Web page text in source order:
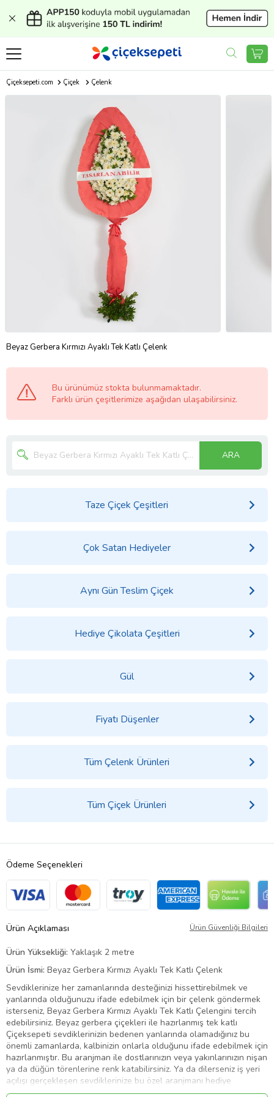
Çiçeksepeti.com Çiçek Çelenk
Beyaz Gerbera Kırmızı Ayaklı Tek Katlı Çelenk
Bu ürünümüz stokta bulunmamaktadır.
Farklı ürün çeşitlerimize aşağıdan ulaşabilirsiniz.
ARA
Taze Çiçek Çeşitleri
Çok Satan Hediyeler
Aynı Gün Teslim Çiçek
Hediye Çikolata Çeşitleri
Gül
Fiyatı Düşenler
Tüm Çelenk Ürünleri
Tüm Çiçek Ürünleri
Ödeme Seçenekleri
Ürün Açıklaması Ürün Güvenliği Bilgileri
Ürün Yüksekliği: Yaklaşık 2 metre
Ürün İsmi: Beyaz Gerbera Kırmızı Ayaklı Tek Katlı Çelenk
Sevdiklerinize her zamanlarında desteğinizi hissettirebilmek ve
yanlarında olduğunuzu ifade edebilmek için bir çelenk göndermek
isterseniz, Beyaz Gerbera Kırmızı Ayaklı Tek Katlı Çelengini tercih
edebilirsiniz. Beyaz gerbera çiçekleri ile hazırlanmış tek katlı
Çiçeksepeti sevdiklerinizin bedenen yanlarında olamadığınız bu
önemli zamanlarda, kalbinizin onlarla olduğunu ifade edebilmek için
hazırlanmıştır. Bu aranjman ile dostlarınızın veya yakınlarınızın nişan
ya da düğün törenlerine renk katabilirsiniz. Ya da dilerseniz iş yeri
açılışı gerçekleşen sevdiklerinize bu özel aranjmanı hediye
edebilirsiniz. Çelenk üzerinde, yeşilliklerle süslenmiş beyaz